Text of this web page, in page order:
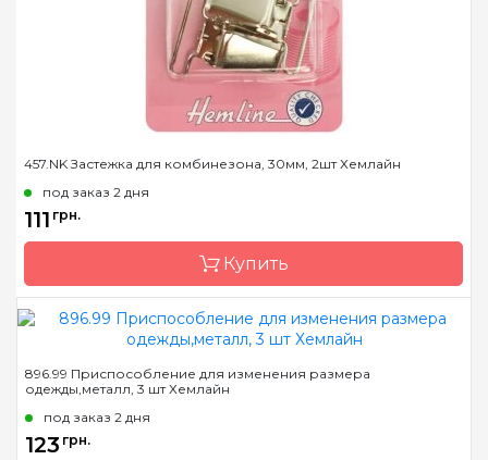
457.NK Застежка для комбинезона, 30мм, 2шт Хемлайн
под заказ 2 дня
111 грн.
Купить
Страна-производитель
Назначение
896.99 Приспособление для изменения размера
одежды,металл, 3 шт Хемлайн
под заказ 2 дня
123 грн.